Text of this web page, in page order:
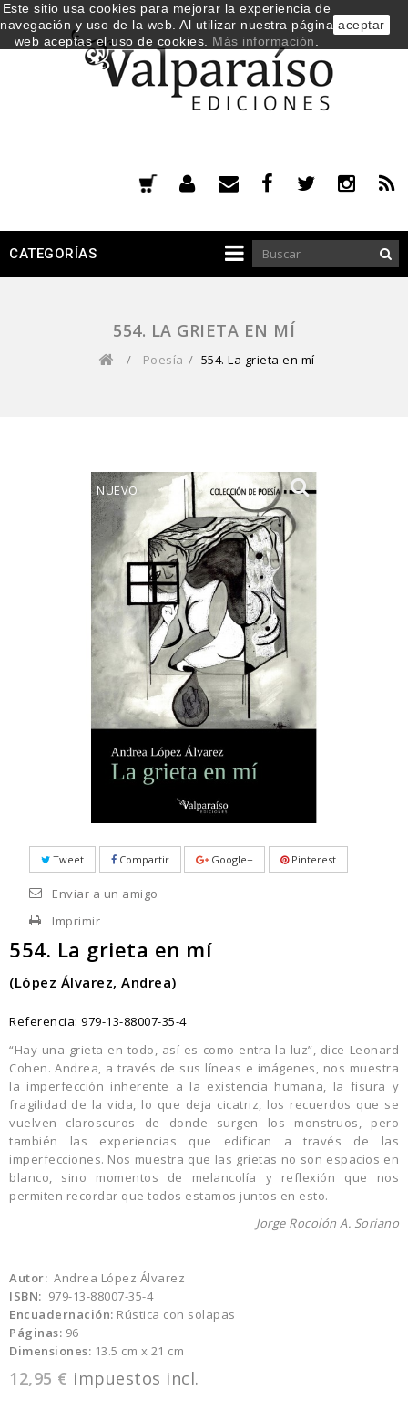
CATEGORÍAS
554. LA GRIETA EN MÍ
/ Poesía / 554. La grieta en mí
NUEVO
Tweet Compartir Google+ Pinterest
Enviar a un amigo
Imprimir
554. La grieta en mí
(López Álvarez, Andrea)
Referencia: 979-13-88007-35-4
“Hay una grieta en todo, así es como entra la luz”, dice Leonard
Cohen. Andrea, a través de sus líneas e imágenes, nos muestra
la imperfección inherente a la existencia humana, la fisura y
fragilidad de la vida, lo que deja cicatriz, los recuerdos que se
vuelven claroscuros de donde surgen los monstruos, pero
también las experiencias que edifican a través de las
imperfecciones. Nos muestra que las grietas no son espacios en
blanco, sino momentos de melancolía y reflexión que nos
permiten recordar que todos estamos juntos en esto.
Jorge Rocolón A. Soriano
Autor: Andrea López Álvarez
ISBN: 979-13-88007-35-4
Encuadernación: Rústica con solapas
Páginas: 96
Dimensiones: 13.5 cm x 21 cm
12,95 € impuestos incl.
Este sitio usa cookies para mejorar la experiencia de
navegación y uso de la web. Al utilizar nuestra página
web aceptas el uso de cookies. Más información
aceptar